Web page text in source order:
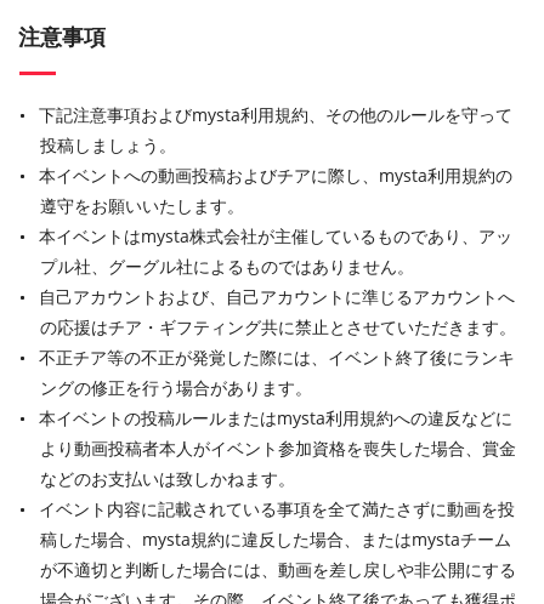
注意事項
下記注意事項およびmysta利用規約、その他のルールを守って
投稿しましょう。
本イベントへの動画投稿およびチアに際し、mysta利用規約の
遵守をお願いいたします。
本イベントはmysta株式会社が主催しているものであり、アッ
プル社、グーグル社によるものではありません。
自己アカウントおよび、自己アカウントに準じるアカウントへ
の応援はチア・ギフティング共に禁止とさせていただきます。
不正チア等の不正が発覚した際には、イベント終了後にランキ
ングの修正を行う場合があります。
本イベントの投稿ルールまたはmysta利用規約への違反などに
より動画投稿者本人がイベント参加資格を喪失した場合、賞金
などのお支払いは致しかねます。
イベント内容に記載されている事項を全て満たさずに動画を投
稿した場合、mysta規約に違反した場合、またはmystaチーム
が不適切と判断した場合には、動画を差し戻しや非公開にする